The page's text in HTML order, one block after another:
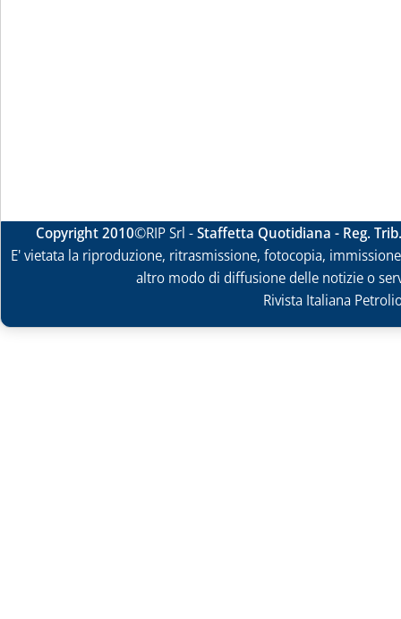
Copyright 2010©RIP Srl -Staffetta Quotidiana - Reg.
E' vietata la riproduzione, ritrasmissione, fotocopia,
altro modo di diffusione delle notizie o
Rivista Italiana